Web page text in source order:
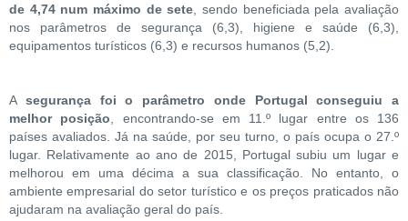
de 4,74 num máximo de sete , sendo beneficiada pela avaliação
nos parâmetros de segurança (6,3), higiene e saúde (6,3),
equipamentos turísticos (6,3) e recursos humanos (5,2).
A segurança foi o parâmetro onde Portugal conseguiu a
melhor posição , encontrando-se em 11.º lugar entre os 136
países avaliados. Já na saúde, por seu turno, o país ocupa o 27.º
lugar. Relativamente ao ano de 2015, Portugal subiu um lugar e
melhorou em uma décima a sua classificação. No entanto, o
ambiente empresarial do setor turístico e os preços praticados não
ajudaram na avaliação geral do país.